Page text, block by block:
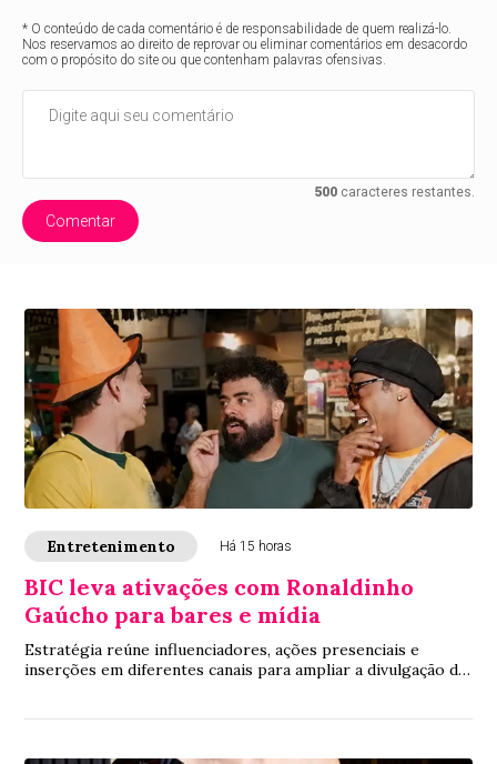
* O conteúdo de cada comentário é de responsabilidade de quem realizá-lo.
Nos reservamos ao direito de reprovar ou eliminar comentários em desacordo
com o propósito do site ou que contenham palavras ofensivas.
500caracteres restantes.
Comentar
Entretenimento Há 15 horas
BIC leva ativações com Ronaldinho
Gaúcho para bares e mídia
Estratégia reúne influenciadores, ações presenciais e
inserções em diferentes canais para ampliar a divulgação da